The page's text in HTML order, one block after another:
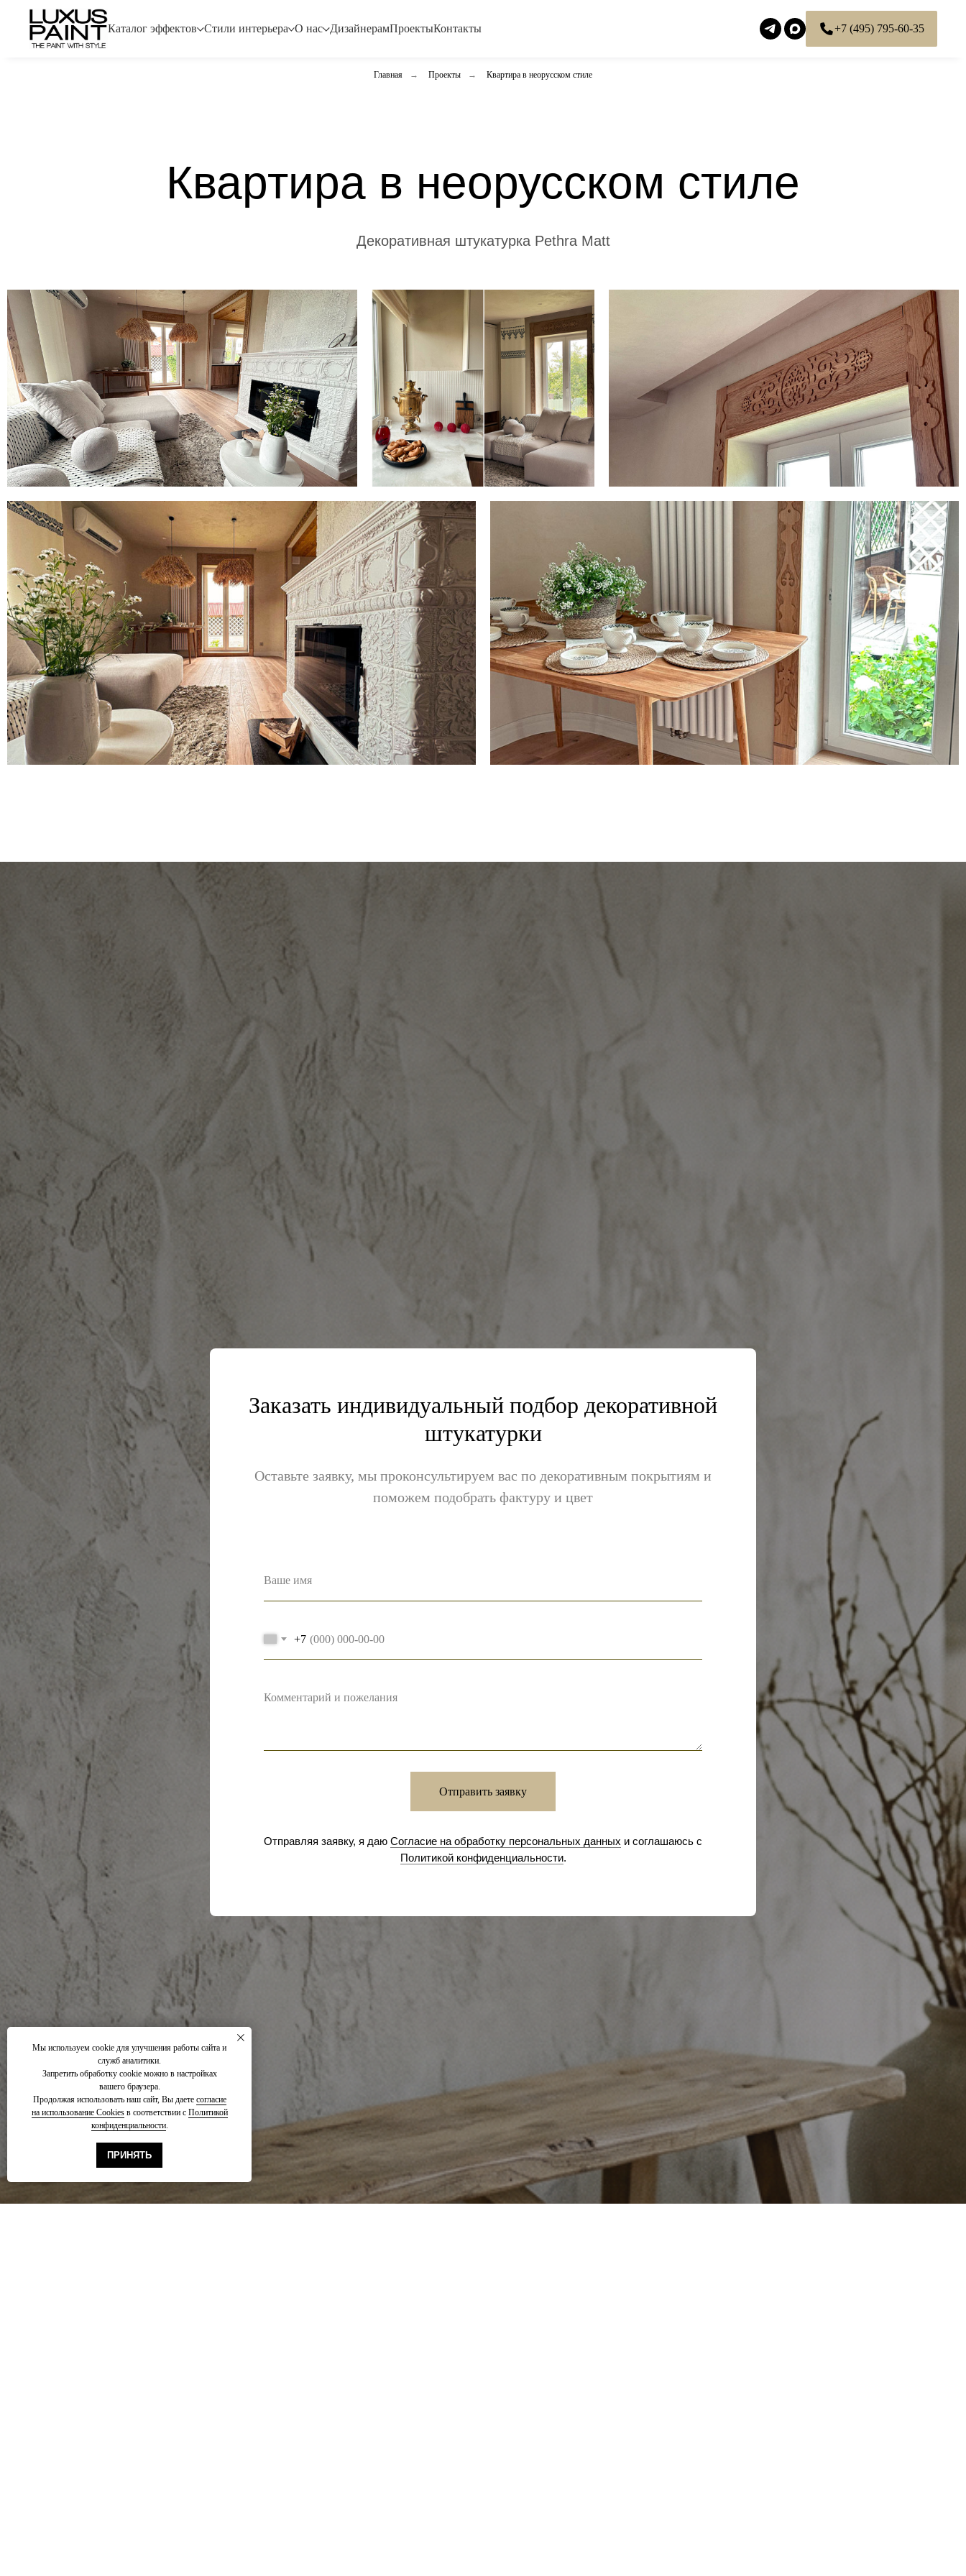
Каталог эффектов Стили интерьера О нас ДизайнерамПроектыКонтакты +7 (495) 795-60-35
Главная → Проекты → Квартира в неорусском стиле
Квартира в неорусском стиле
Декоративная штукатурка Pethra Matt
Заказать индивидуальный подбор декоративной
штукатурки
Оставьте заявку, мы проконсультируем вас по декоративным покрытиям и
поможем подобрать фактуру и цвет
+7
Отправить заявку
Отправляя заявку, я даю Согласие на обработку персональных данных и соглашаюсь с
Политикой конфиденциальности.
Мы используем cookie для улучшения работы сайта и
служб аналитики.
Запретить обработку сookie можно в настройках
вашего браузера.
Продолжая использовать наш сайт, Вы даете согласие
на использование Cookiesв соответствии с Политикой
конфиденциальности.
ПРИНЯТЬ